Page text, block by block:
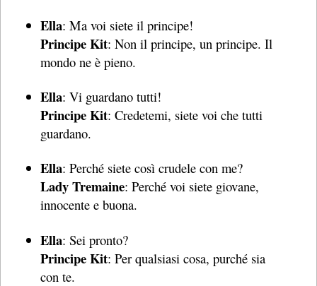
Ella: Ma voi siete il principe!
Principe Kit: Non il principe, un principe. Il
mondo ne è pieno.
Ella: Vi guardano tutti!
Principe Kit: Credetemi, siete voi che tutti
guardano.
Ella: Perché siete così crudele con me?
Lady Tremaine: Perché voi siete giovane,
innocente e buona.
Ella: Sei pronto?
Principe Kit: Per qualsiasi cosa, purché sia
con te.